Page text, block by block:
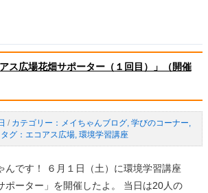
ス広場花畑サポーター（１回目）」（開催
/ メイちゃんブログ, 学びのコーナー,
エコアス広場, 環境学習講座
んです！ ６月１日（土）に環境学習講座
ポーター」を開催したよ。 当日は20人の